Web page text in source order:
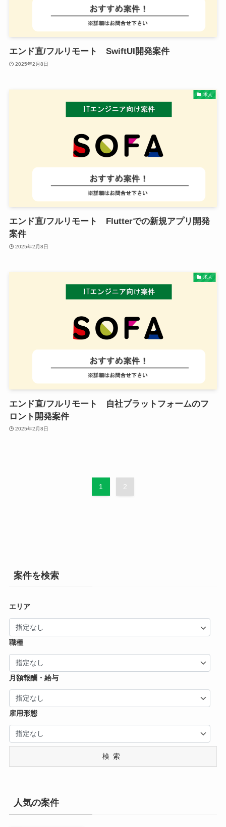
エンド直/フルリモート SwiftUI開発案件
2025年2月8日
求人
エンド直/フルリモート Flutterでの新規アプリ開発
案件
2025年2月8日
求人
エンド直/フルリモート 自社プラットフォームのフ
ロント開発案件
2025年2月8日
1 2
案件を検索
エリア
職種
月額報酬・給与
雇用形態
検索
人気の案件